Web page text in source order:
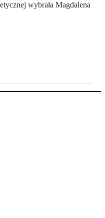
wybrała Magdalena